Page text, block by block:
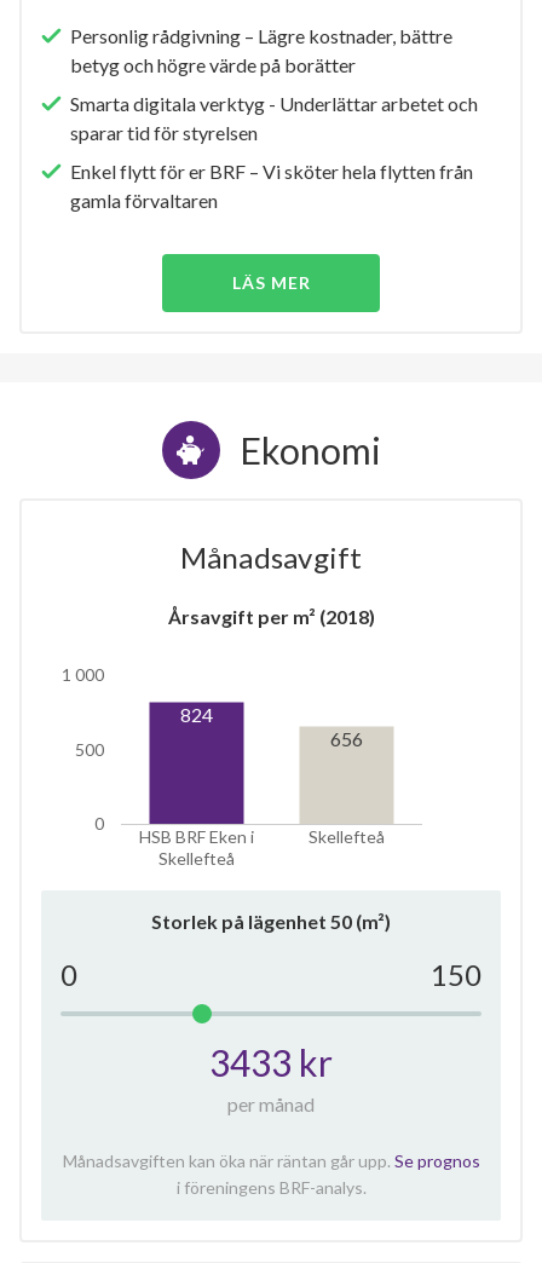
Personlig rådgivning – Lägre kostnader, bättre
betyg och högre värde på borätter
Smarta digitala verktyg - Underlättar arbetet och
sparar tid för styrelsen
Enkel flytt för er BRF – Vi sköter hela flytten från
gamla förvaltaren
LÄS MER
Ekonomi
Månadsavgift
Årsavgift per m² (2018)
HSB BRF Eken i
Skellefteå
Skellefteå
0
500
1 000
824
656
Storlek på lägenhet 50 (m²)
0 150
3433 kr
per månad
Månadsavgiften kan öka när räntan går upp. Se prognos
i föreningens BRF-analys.